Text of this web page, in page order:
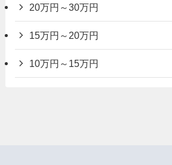
20万円～30万円
15万円～20万円
10万円～15万円